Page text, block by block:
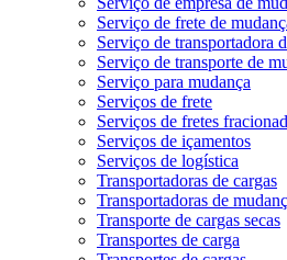
Serviço de frete de
Serviço de transportadora
Serviço de transporte de
Serviço para mudança
Serviços de frete
Serviços de fretes
Serviços de içamentos
Serviços de logística
Transportadoras de cargas
Transportadoras de
Transporte de cargas secas
Transportes de carga